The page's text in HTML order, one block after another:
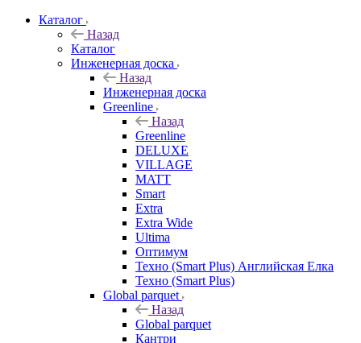
Каталог
Назад
Каталог
Инженерная доска
Назад
Инженерная доска
Greenline
Назад
Greenline
DELUXE
VILLAGE
MATT
Smart
Extra
Extra Wide
Ultima
Оптимум
Техно (Smart Plus) Английская Елка
Техно (Smart Plus)
Global parquet
Назад
Global parquet
Кантри